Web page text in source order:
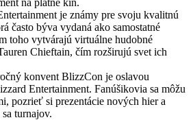
na plátne kín.
je známy pre svoju kvalitnú
často býva vydaná ako samostatné
toho vytvárajú virtuálne hudobné
Chieftain, čím rozširujú svet ich
konvent BlizzCon je oslavou
Entertainment. Fanúšikovia sa môžu
pozrieť si prezentácie nových hier a
turnajov.